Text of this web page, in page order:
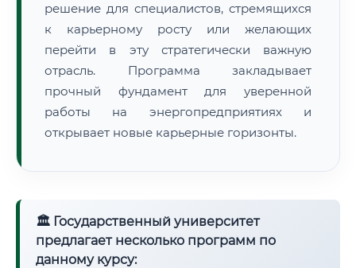
решение для специалистов, стремящихся
к карьерному росту или желающих
перейти в эту стратегически важную
отрасль. Программа закладывает
прочный фундамент для уверенной
работы на энергопредприятиях и
открывает новые карьерные горизонты.
🏛 Государственный университет
предлагает несколько программ по
данному курсу: